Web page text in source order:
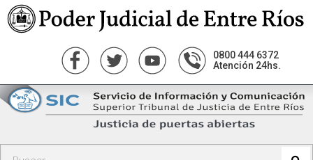
0800 444 6372
Atención 24hs.